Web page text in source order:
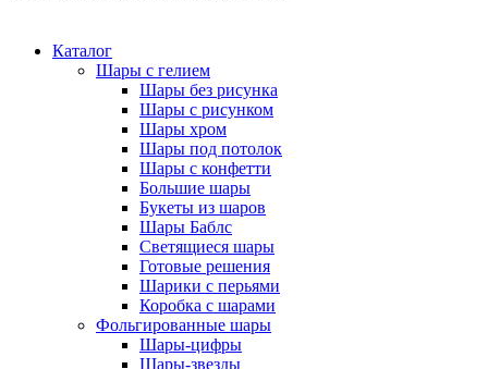
Каталог
Шары с гелием
Шары без рисунка
Шары с рисунком
Шары хром
Шары под потолок
Шары с конфетти
Большие шары
Букеты из шаров
Шары Баблс
Светящиеся шары
Готовые решения
Шарики с перьями
Коробка с шарами
Фольгированные шары
Шары-цифры
Шары-звезды